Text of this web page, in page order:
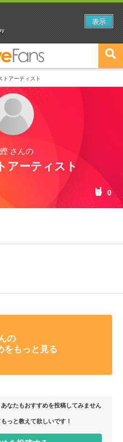
トアーティスト
さんの
アーティスト
0
の
をもっと見る
なたもおすすめを投稿してみません
っと教えて欲しいです！
表示